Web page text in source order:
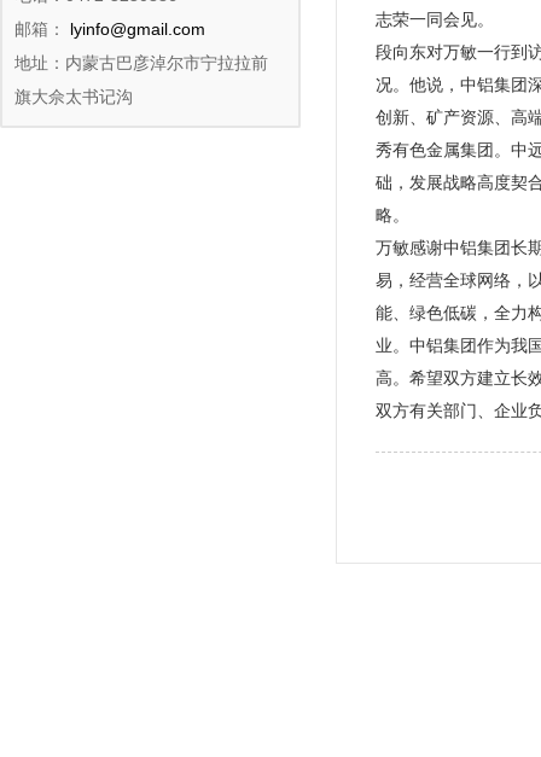
邮箱：
lyinfo@gmail.com
地址：内蒙古巴彦淖尔市宁拉拉前
旗大佘太书记沟
志荣一同会见。
段向东对万敏一行到
况。他说，中铝集团
创新、矿产资源、高
秀有色金属集团。中
础，发展战略高度契
略。
万敏感谢中铝集团长
易，经营全球网络，
能、绿色低碳，全力
业。中铝集团作为我
高。希望双方建立长
双方有关部门、企业